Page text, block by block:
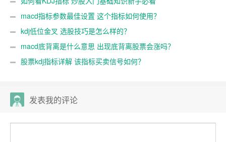
macd指标参数最佳设置 这个指标如何使用？
kdj低位金叉 选股技巧是怎么样的？
macd底背离是什么意思 出现底背离股票会涨吗？
股票kdj指标详解 该指标买卖信号如何？
发表我的评论